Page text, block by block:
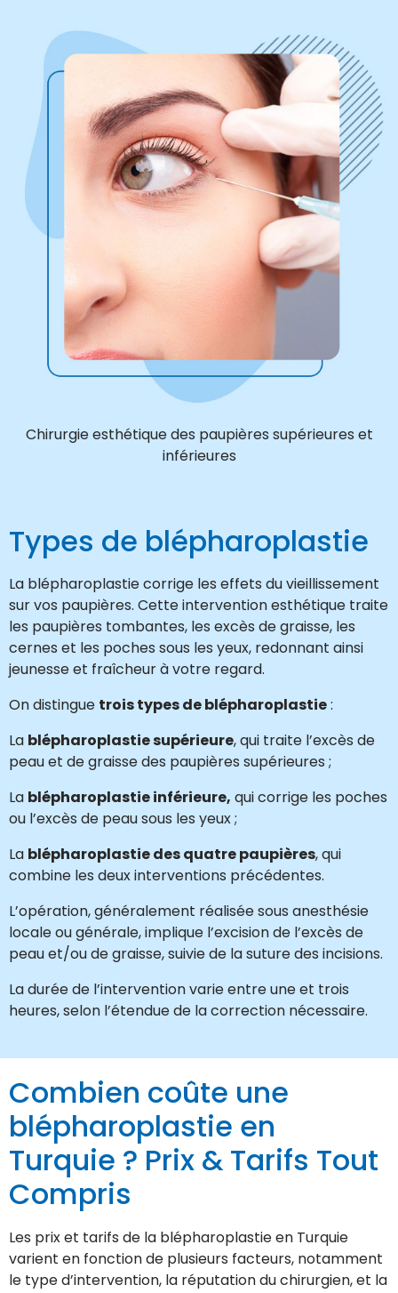
Chirurgie esthétique des paupières supérieures et
inférieures
Types de blépharoplastie
La blépharoplastie corrige les effets du vieillissement
sur vos paupières. Cette intervention esthétique traite
les paupières tombantes, les excès de graisse, les
cernes et les poches sous les yeux, redonnant ainsi
jeunesse et fraîcheur à votre regard.
On distingue trois types de blépharoplastie:
La blépharoplastie supérieure, qui traite l’excès de
peau et de graisse des paupières supérieures ;
La blépharoplastie inférieure, qui corrige les poches
ou l’excès de peau sous les yeux ;
La blépharoplastie des quatre paupières, qui
combine les deux interventions précédentes.
L’opération, généralement réalisée sous anesthésie
locale ou générale, implique l’excision de l’excès de
peau et/ou de graisse, suivie de la suture des incisions.
La durée de l’intervention varie entre une et trois
heures, selon l’étendue de la correction nécessaire.
Combien coûte une
blépharoplastie en
Turquie ? Prix & Tarifs Tout
Compris
Les prix et tarifs de la blépharoplastie en Turquie
varient en fonction de plusieurs facteurs, notamment
le type d’intervention, la réputation du chirurgien, et la